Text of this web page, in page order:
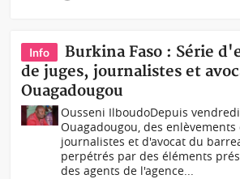
Info
Burkina Faso : Série
de juges, journalistes et
Ouagadougou
Ousseni IlboudoDepuis
Ouagadougou, des enlèvements
journalistes et d'avocat du
perpétrés par des éléments
des agents de l'agence...